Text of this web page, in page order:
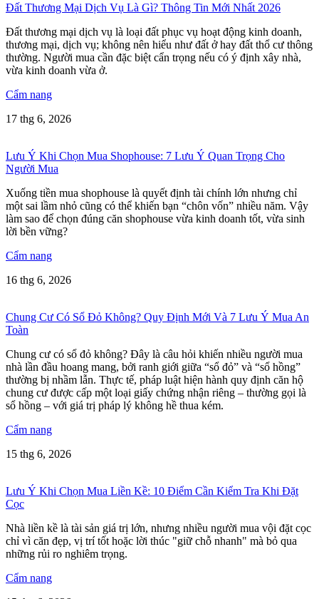
Đất Thương Mại Dịch Vụ Là Gì? Thông Tin Mới Nhất 2026
Đất thương mại dịch vụ là loại đất phục vụ hoạt động kinh doanh,
thương mại, dịch vụ; không nên hiểu như đất ở hay đất thổ cư thông
thường. Người mua cần đặc biệt cẩn trọng nếu có ý định xây nhà,
vừa kinh doanh vừa ở.
Cẩm nang
17 thg 6, 2026
Lưu Ý Khi Chọn Mua Shophouse: 7 Lưu Ý Quan Trọng Cho
Người Mua
Xuống tiền mua shophouse là quyết định tài chính lớn nhưng chỉ
một sai lầm nhỏ cũng có thể khiến bạn “chôn vốn” nhiều năm. Vậy
làm sao để chọn đúng căn shophouse vừa kinh doanh tốt, vừa sinh
lời bền vững?
Cẩm nang
16 thg 6, 2026
Chung Cư Có Sổ Đỏ Không? Quy Định Mới Và 7 Lưu Ý Mua An
Toàn
Chung cư có sổ đỏ không? Đây là câu hỏi khiến nhiều người mua
nhà lần đầu hoang mang, bởi ranh giới giữa “sổ đỏ” và “sổ hồng”
thường bị nhầm lẫn. Thực tế, pháp luật hiện hành quy định căn hộ
chung cư được cấp một loại giấy chứng nhận riêng – thường gọi là
sổ hồng – với giá trị pháp lý không hề thua kém.
Cẩm nang
15 thg 6, 2026
Lưu Ý Khi Chọn Mua Liền Kề: 10 Điểm Cần Kiểm Tra Khi Đặt
Cọc
Nhà liền kề là tài sản giá trị lớn, nhưng nhiều người mua vội đặt cọc
chỉ vì căn đẹp, vị trí tốt hoặc lời thúc "giữ chỗ nhanh" mà bỏ qua
những rủi ro nghiêm trọng.
Cẩm nang